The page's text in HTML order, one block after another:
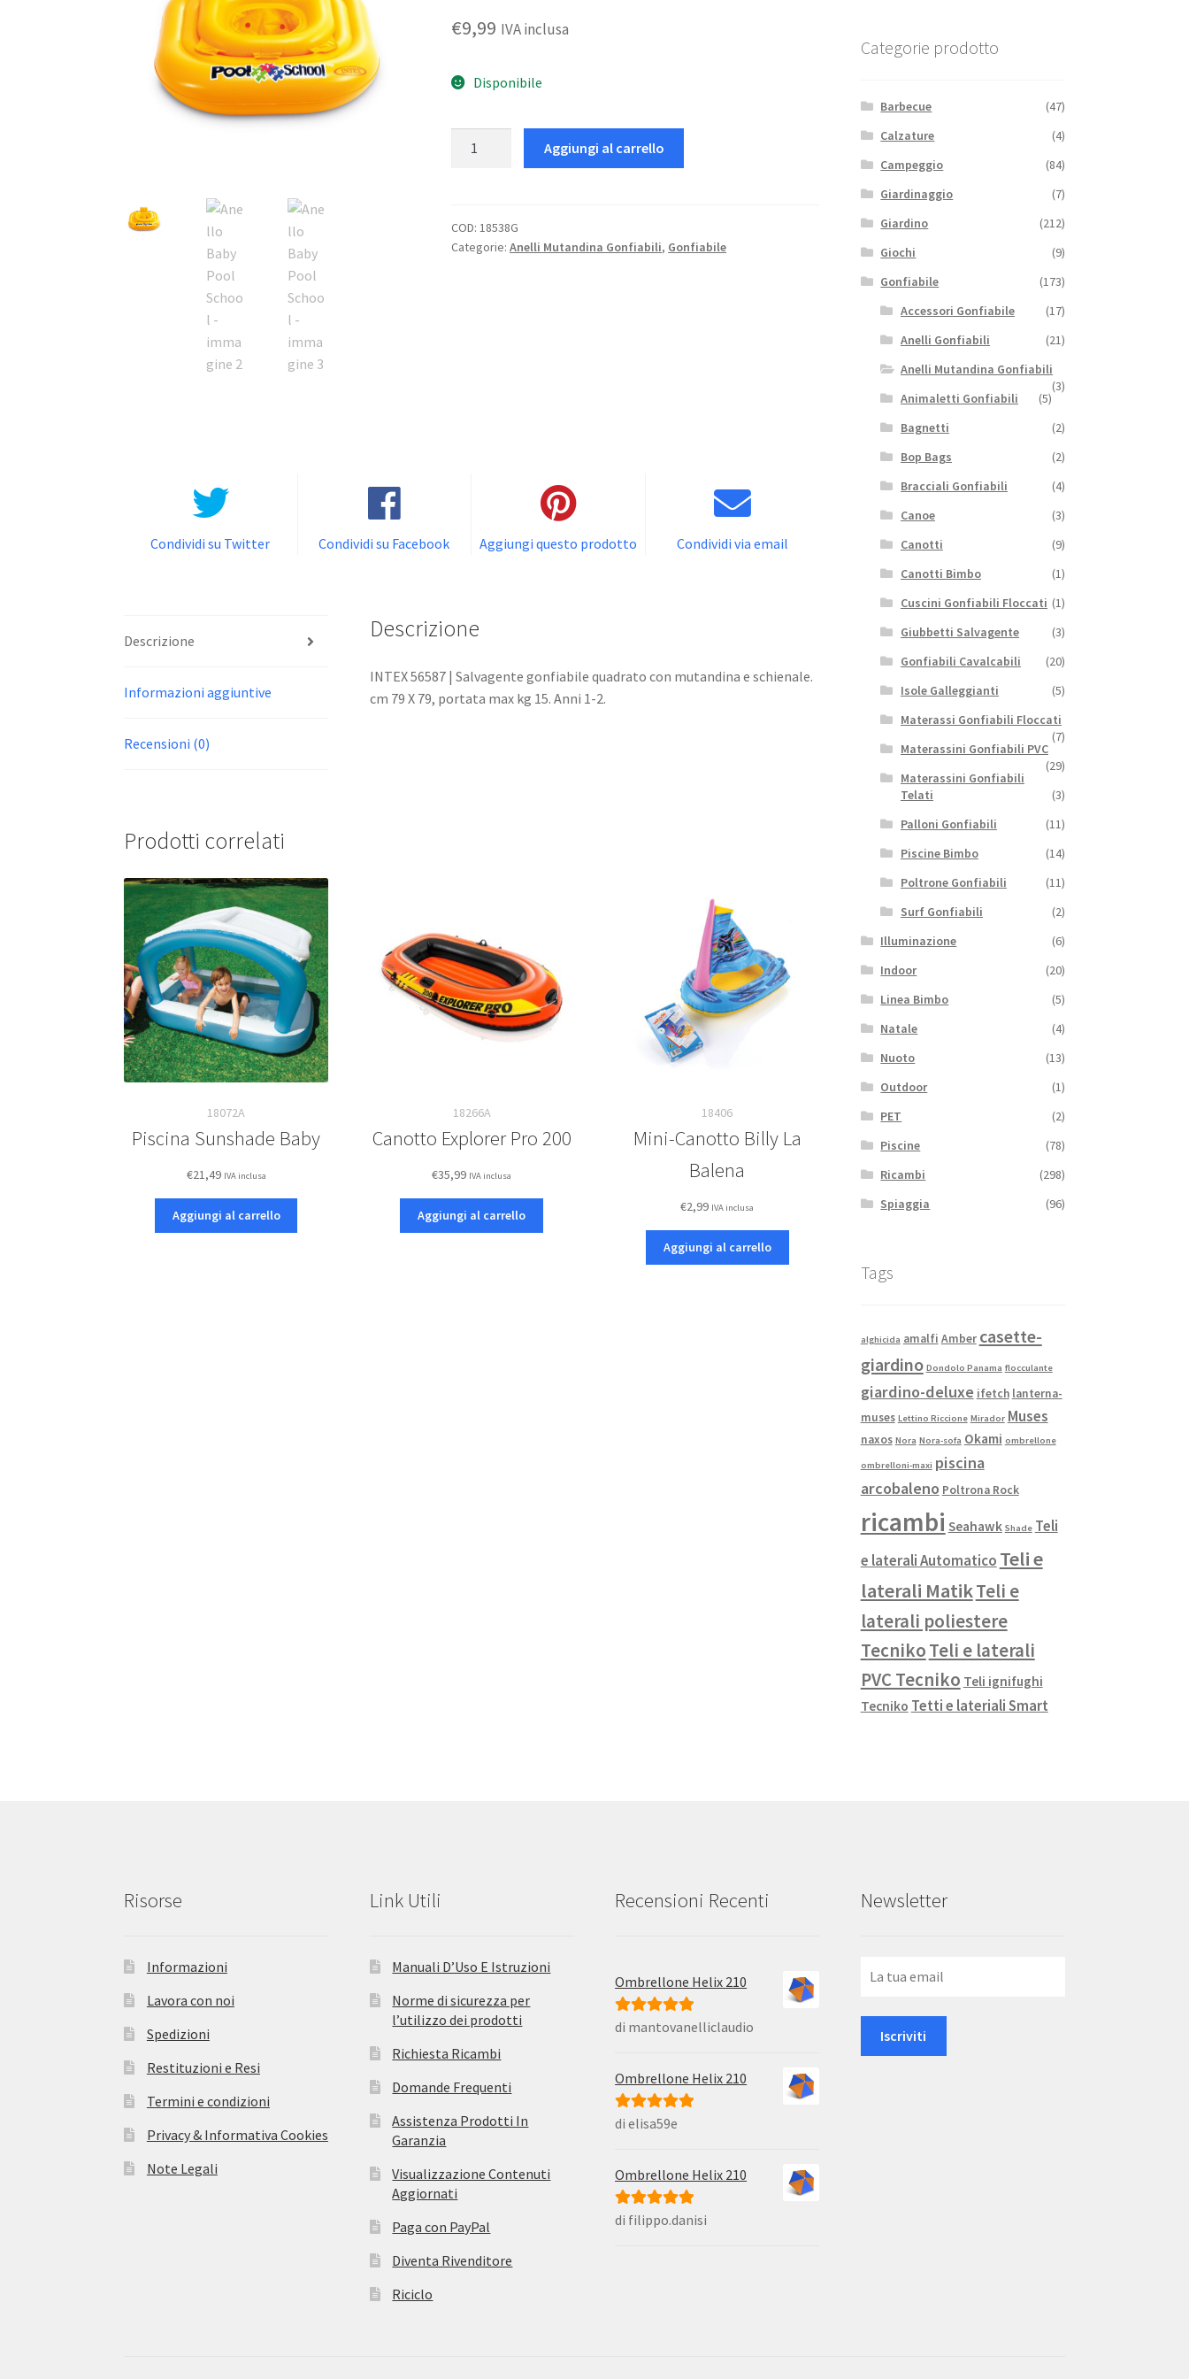
€9,99 IVA inclusa
Disponibile
quantità
Aggiungi al carrello
COD:18538G
Categorie:Anelli Mutandina Gonfiabili, Gonfiabile
Condividi su Twitter Condividi su Facebook Aggiungi questo prodotto Condividi via email
Descrizione
Informazioni aggiuntive
Recensioni (0)
Descrizione
INTEX 56587 | Salvagente gonfiabile quadrato con mutandina e schienale.
cm 79 X 79, portata max kg 15. Anni 1-2.
Prodotti correlati
18072A
Piscina Sunshade Baby
€21,49 IVA inclusa
Aggiungi al carrello
18266A
Canotto Explorer Pro 200
€35,99 IVA inclusa
Aggiungi al carrello
18406
Mini-Canotto Billy La
Balena
€2,99 IVA inclusa
Aggiungi al carrello
Categorie prodotto
Barbecue
(47)
Calzature
(4)
Campeggio
(84)
Giardinaggio
(7)
Giardino
(212)
Giochi
(9)
Gonfiabile
(173)
Accessori Gonfiabile
(17)
Anelli Gonfiabili
(21)
Anelli Mutandina Gonfiabili
(3)
Animaletti Gonfiabili
(5)
Bagnetti
(2)
Bop Bags
(2)
Bracciali Gonfiabili
(4)
Canoe
(3)
Canotti
(9)
Canotti Bimbo
(1)
Cuscini Gonfiabili Floccati (1)
Giubbetti Salvagente
(3)
Gonfiabili Cavalcabili
(20)
Isole Galleggianti
(5)
Materassi Gonfiabili Floccati
(7)
Materassini Gonfiabili PVC
(29)
Materassini Gonfiabili
Telati
(3)
Palloni Gonfiabili
(11)
Piscine Bimbo
(14)
Poltrone Gonfiabili
(11)
Surf Gonfiabili
(2)
Illuminazione
(6)
Indoor
(20)
Linea Bimbo
(5)
Natale
(4)
Nuoto
(13)
Outdoor
(1)
PET
(2)
Piscine
(78)
Ricambi
(298)
Spiaggia
(96)
Tags
alghicida amalfi Amber casette-
giardino Dondolo Panama flocculante
giardino-deluxe ifetch lanterna-
muses Lettino Riccione Mirador Muses
naxos Nora Nora-sofa Okami ombrellone
ombrelloni-maxi piscina
arcobaleno Poltrona Rock
ricambi Seahawk Shade Teli
e laterali Automatico Teli e
laterali MatikTeli e
laterali poliestere
TecnikoTeli e laterali
PVC Tecniko Teli ignifughi
Tecniko Tetti e lateriali Smart
Risorse
Informazioni
Lavora con noi
Spedizioni
Restituzioni e Resi
Termini e condizioni
Privacy & Informativa Cookies
Note Legali
Link Utili
Manuali D’Uso E Istruzioni
Norme di sicurezza per
l’utilizzo dei prodotti
Richiesta Ricambi
Domande Frequenti
Assistenza Prodotti In
Garanzia
Visualizzazione Contenuti
Aggiornati
Paga con PayPal
Diventa Rivenditore
Riciclo
Recensioni Recenti
Ombrellone Helix 210
Valutato5su
di mantovanelliclaudio
Ombrellone Helix 210
Valutato5su
di elisa59e
Ombrellone Helix 210
Valutato5su
di filippo.danisi
Newsletter